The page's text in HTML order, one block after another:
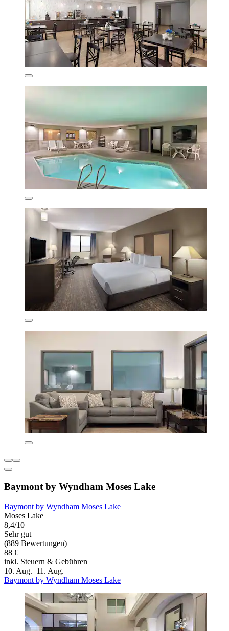
Baymont by Wyndham Moses Lake
Baymont by Wyndham Moses Lake
Moses Lake
8,4/10
Sehr gut
(889 Bewertungen)
88 €
inkl. Steuern & Gebühren
10. Aug.–11. Aug.
Baymont by Wyndham Moses Lake